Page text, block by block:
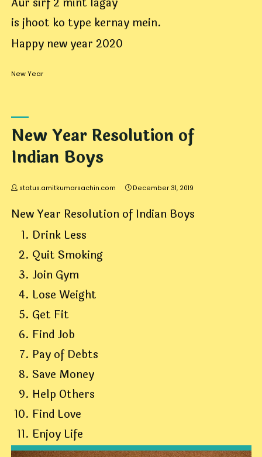
is jhoot ko type kernay mein.
Happy new year 2020
New Year
New Year Resolution of
Indian Boys
status.amitkumarsachin.com December 31, 2019
New Year Resolution of Indian Boys
Drink Less
Quit Smoking
Join Gym
Lose Weight
Get Fit
Find Job
Pay of Debts
Save Money
Help Others
Find Love
Enjoy Life